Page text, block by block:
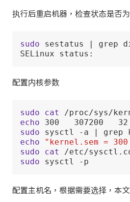
执行后重启机器，检查状态是否为
sudo sestatus | grep
SELinux status:
配置内核参数
sudo cat
echo 300   307200
sudo
echo
"kernel.sem =
sudo
cat
sudo sysctl -p
配置主机名，根据需要选择，本